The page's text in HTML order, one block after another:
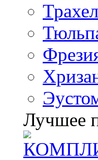
Лучшее